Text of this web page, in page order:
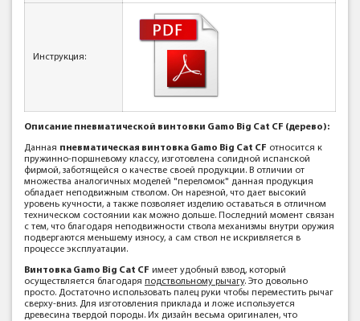
Инструкция:
Описание пневматической винтовки Gamo Big Cat CF (дерево):
Данная пневматическая винтовка Gamo Big Cat CF относится к
пружинно-поршневому классу, изготовлена солидной испанской
фирмой, заботящейся о качестве своей продукции. В отличии от
множества аналогичных моделей "переломок" данная продукция
обладает неподвижным стволом. Он нарезной, что дает высокий
уровень кучности, а также позволяет изделию оставаться в отличном
техническом состоянии как можно дольше. Последний момент связан
с тем, что благодаря неподвижности ствола механизмы внутри оружия
подвергаются меньшему износу, а сам ствол не искривляется в
процессе эксплуатации.
Винтовка Gamo Big Cat CF имеет удобный взвод, который
осуществляется благодаря подствольному рычагу. Это довольно
просто. Достаточно использовать палец руки чтобы переместить рычаг
сверху-вниз. Для изготовления приклада и ложе используется
древесина твердой породы. Их дизайн весьма оригинален, что